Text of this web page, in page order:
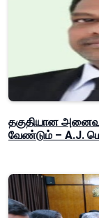
தகுதியான
வேண்டும் – A.J.